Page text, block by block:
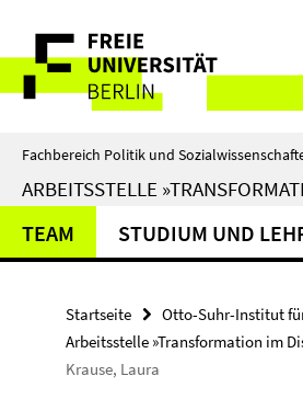
direkt
Inhalt
Service-
Navigation
Fachbereich Politik und
ARBEITSSTELLE
TEAM STUDIUM UND
Startseite Otto-Suhr-Institut
Arbeitsstelle »Transformation im
Krause, Laura